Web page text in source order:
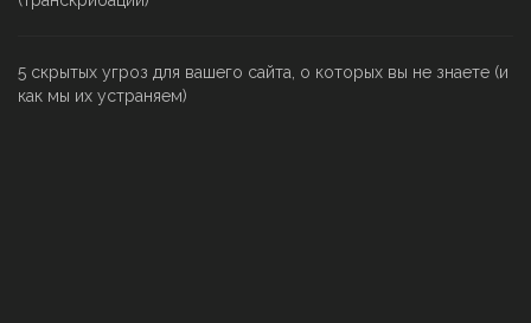
5 скрытых угроз для вашего сайта, о которых вы не знаете (и
как мы их устраняем)